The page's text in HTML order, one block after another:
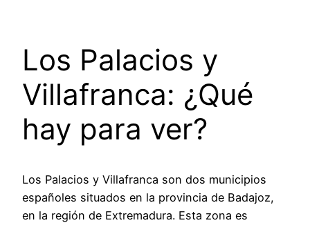
Los Palacios y
Villafranca: ¿Qué
hay para ver?
Los Palacios y Villafranca son dos municipios
españoles situados en la provincia de Badajoz,
en la región de Extremadura. Esta zona es